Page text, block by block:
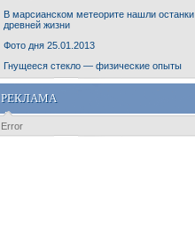
В марсианском метеорите нашли останки
древней жизни
Фото дня 25.01.2013
Гнущееся стекло — физические опыты
РЕКЛАМА
Error